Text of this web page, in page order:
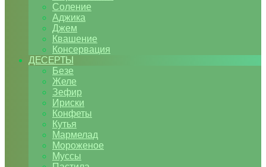
Соление
Аджика
Джем
Квашение
Консервация
ДЕСЕРТЫ
Безе
Желе
Зефир
Ириски
Конфеты
Кутья
Мармелад
Мороженое
Муссы